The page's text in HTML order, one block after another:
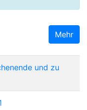
Mehr
und zu